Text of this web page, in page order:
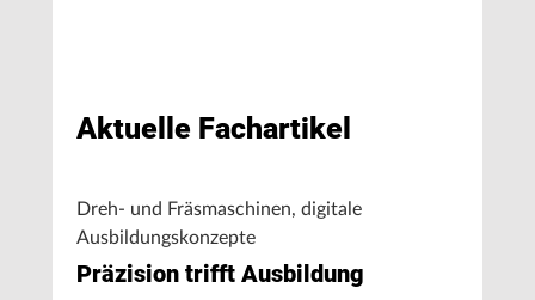
Aktuelle Fachartikel
Dreh- und Fräsmaschinen, digitale
Ausbildungskonzepte
Präzision trifft Ausbildung